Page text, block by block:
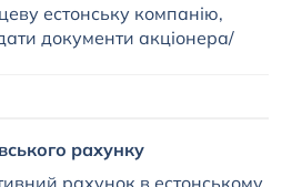
естонську компанію,
документи акціонера/
рахунку
рахунок в естонському